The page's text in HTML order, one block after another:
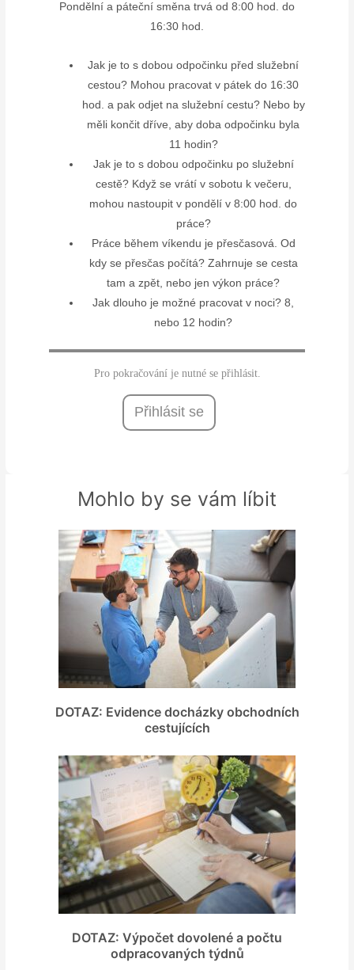
Pondělní a páteční směna trvá od 8:00 hod. do
16:30 hod.
Jak je to s dobou odpočinku před služební
cestou? Mohou pracovat v pátek do 16:30
hod. a pak odjet na služební cestu? Nebo by
měli končit dříve, aby doba odpočinku byla
11 hodin?
Jak je to s dobou odpočinku po služební
cestě? Když se vrátí v sobotu k večeru,
mohou nastoupit v pondělí v 8:00 hod. do
práce?
Práce během víkendu je přesčasová. Od
kdy se přesčas počítá? Zahrnuje se cesta
tam a zpět, nebo jen výkon práce?
Jak dlouho je možné pracovat v noci? 8,
nebo 12 hodin?
Pro pokračování je nutné se přihlásit.
Přihlásit se
Mohlo by se vám líbit
DOTAZ: Evidence docházky obchodních
cestujících
DOTAZ: Výpočet dovolené a počtu
odpracovaných týdnů